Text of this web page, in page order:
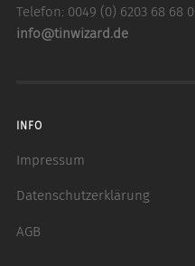
Telefon: 0049 (0) 6203 68 68 0
info@tinwizard.de
INFO
Impressum
Datenschutzerklärung
AGB